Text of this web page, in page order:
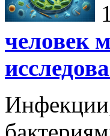
человек